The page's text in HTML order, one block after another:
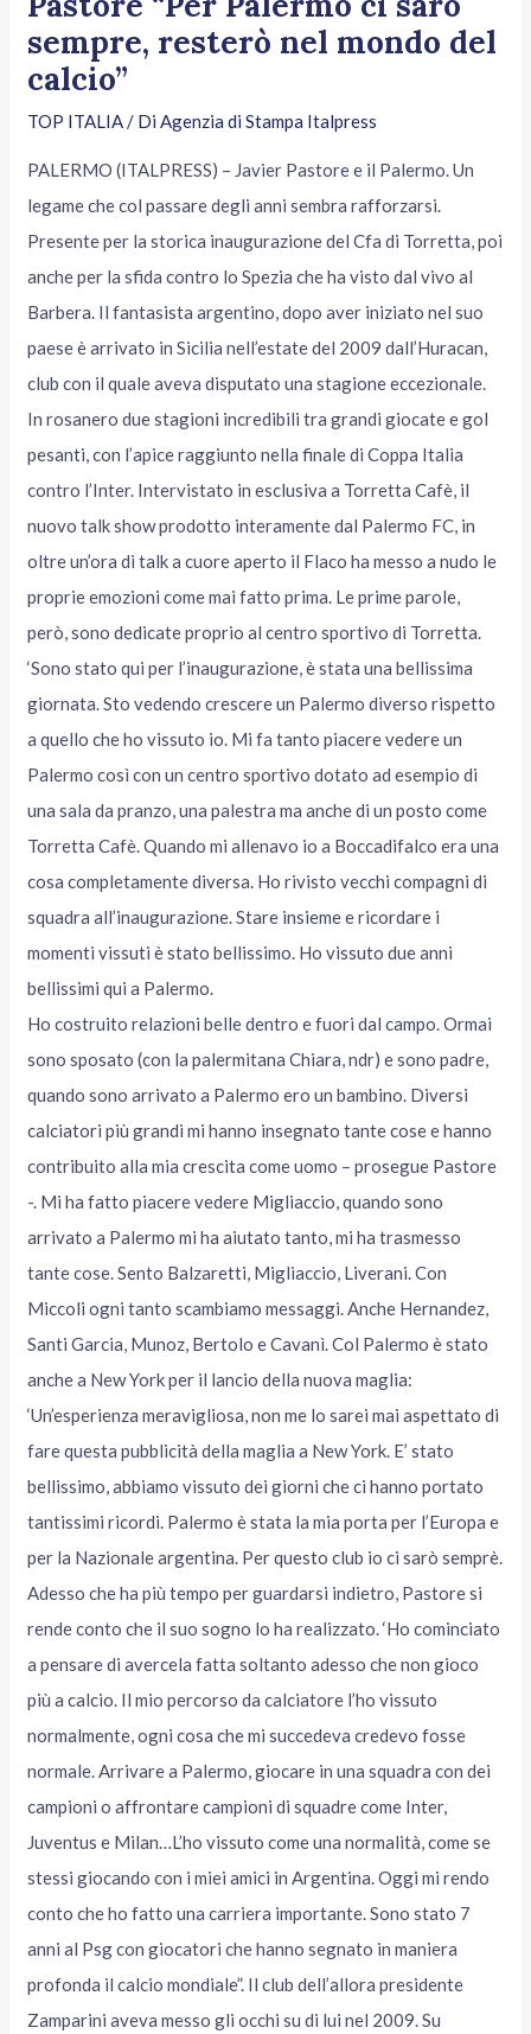
sempre, resterò nel mondo del
calcio”
TOP ITALIA/ DiAgenzia di Stampa Italpress
PALERMO (ITALPRESS) – Javier Pastore e il Palermo. Un
legame che col passare degli anni sembra rafforzarsi.
Presente per la storica inaugurazione del Cfa di Torretta, poi
anche per la sfida contro lo Spezia che ha visto dal vivo al
Barbera. Il fantasista argentino, dopo aver iniziato nel suo
paese è arrivato in Sicilia nell’estate del 2009 dall’Huracan,
club con il quale aveva disputato una stagione eccezionale.
In rosanero due stagioni incredibili tra grandi giocate e gol
pesanti, con l’apice raggiunto nella finale di Coppa Italia
contro l’Inter. Intervistato in esclusiva a Torretta Cafè, il
nuovo talk show prodotto interamente dal Palermo FC, in
oltre un’ora di talk a cuore aperto il Flaco ha messo a nudo le
proprie emozioni come mai fatto prima. Le prime parole,
però, sono dedicate proprio al centro sportivo di Torretta.
‘Sono stato qui per l’inaugurazione, è stata una bellissima
giornata. Sto vedendo crescere un Palermo diverso rispetto
a quello che ho vissuto io. Mi fa tanto piacere vedere un
Palermo così con un centro sportivo dotato ad esempio di
una sala da pranzo, una palestra ma anche di un posto come
Torretta Cafè. Quando mi allenavo io a Boccadifalco era una
cosa completamente diversa. Ho rivisto vecchi compagni di
squadra all’inaugurazione. Stare insieme e ricordare i
momenti vissuti è stato bellissimo. Ho vissuto due anni
bellissimi qui a Palermo.
Ho costruito relazioni belle dentro e fuori dal campo. Ormai
sono sposato (con la palermitana Chiara, ndr) e sono padre,
quando sono arrivato a Palermo ero un bambino. Diversi
calciatori più grandi mi hanno insegnato tante cose e hanno
contribuito alla mia crescita come uomo – prosegue Pastore
-. Mi ha fatto piacere vedere Migliaccio, quando sono
arrivato a Palermo mi ha aiutato tanto, mi ha trasmesso
tante cose. Sento Balzaretti, Migliaccio, Liverani. Con
Miccoli ogni tanto scambiamo messaggi. Anche Hernandez,
Santi Garcia, Munoz, Bertolo e Cavanì. Col Palermo è stato
anche a New York per il lancio della nuova maglia:
‘Un’esperienza meravigliosa, non me lo sarei mai aspettato di
fare questa pubblicità della maglia a New York. E’ stato
bellissimo, abbiamo vissuto dei giorni che ci hanno portato
tantissimi ricordi. Palermo è stata la mia porta per l’Europa e
per la Nazionale argentina. Per questo club io ci sarò semprè.
Adesso che ha più tempo per guardarsi indietro, Pastore si
rende conto che il suo sogno lo ha realizzato. ‘Ho cominciato
a pensare di avercela fatta soltanto adesso che non gioco
più a calcio. Il mio percorso da calciatore l’ho vissuto
normalmente, ogni cosa che mi succedeva credevo fosse
normale. Arrivare a Palermo, giocare in una squadra con dei
campioni o affrontare campioni di squadre come Inter,
Juventus e Milan…L’ho vissuto come una normalità, come se
stessi giocando con i miei amici in Argentina. Oggi mi rendo
conto che ho fatto una carriera importante. Sono stato 7
anni al Psg con giocatori che hanno segnato in maniera
profonda il calcio mondiale”. Il club dell’allora presidente
Zamparini aveva messo gli occhi su di lui nel 2009. Su